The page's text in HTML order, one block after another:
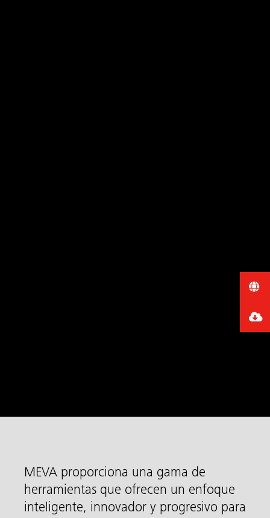
MEVA proporciona una gama de
herramientas que ofrecen un enfoque
inteligente, innovador y progresivo para